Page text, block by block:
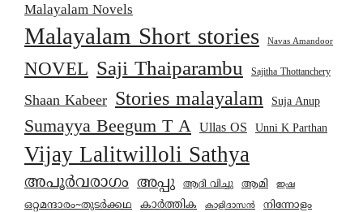
Malayalam Novels
Malayalam Short stories Navas Amandoor
NOVEL Saji Thaiparambu Sajitha Thottanchery
Shaan Kabeer Stories malayalam Suja Anup
Sumayya Beegum T A Ullas OS Unni K Parthan
Vijay Lalitwilloli Sathya
അപൂർവരാഗം അപ്പു ആദി വിച്ചു ആമി ഇഷ
ഒറ്റമന്ദാരം~തുടർക്കഥ കാര്‍ത്തിക കാളിദാസൻ നിന്നോളം